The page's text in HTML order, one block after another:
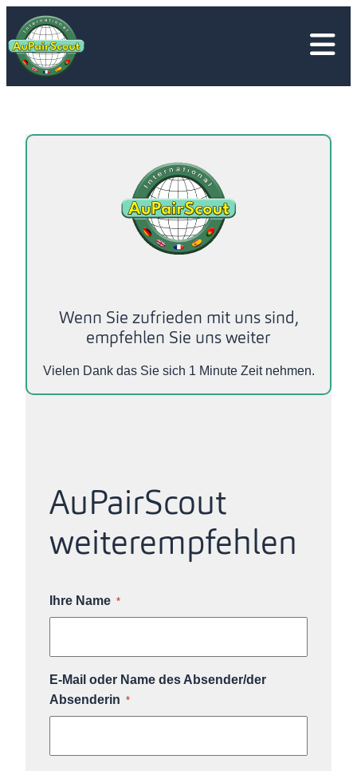
Direkt
zum
Inhalt
wechseln
Wenn Sie zufrieden mit uns sind,
empfehlen Sie uns weiter
Vielen Dank das Sie sich 1 Minute Zeit nehmen.
AuPairScout
weiterempfehlen
Ihre Name *
E-Mail oder Name des Absender/der
Absenderin *